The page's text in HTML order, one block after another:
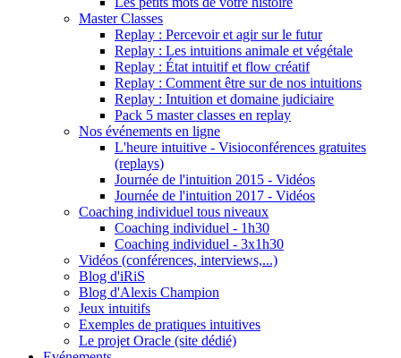
Master Classes
Replay : Percevoir et agir sur le futur
Replay : Les intuitions animale et végétale
Replay : État intuitif et flow créatif
Replay : Comment être sur de nos intuitions
Replay : Intuition et domaine judiciaire
Pack 5 master classes en replay
Nos événements en ligne
L'heure intuitive - Visioconférences gratuites
(replays)
Journée de l'intuition 2015 - Vidéos
Journée de l'intuition 2017 - Vidéos
Coaching individuel tous niveaux
Coaching individuel - 1h30
Coaching individuel - 3x1h30
Vidéos (conférences, interviews,...)
Blog d'iRiS
Blog d'Alexis Champion
Jeux intuitifs
Exemples de pratiques intuitives
Le projet Oracle (site dédié)